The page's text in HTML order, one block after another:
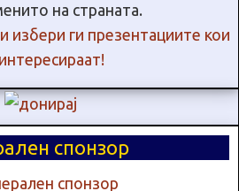
на страната.
избери ги презентациите кои
спонзор